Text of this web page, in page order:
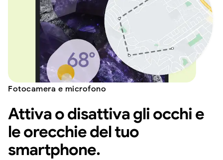
Fotocamera e microfono
Attiva o disattiva gli occhi e
le orecchie del tuo
smartphone.